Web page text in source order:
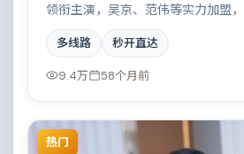
领衔主演，吴京、范伟等实力加盟
喜剧作品。故事主要发生在丹麦，
交织成一曲悲歌。影片在视听语言与
破，适合喜欢深度叙事的观众。
多线路 秒开直达
9.4万 58个月前
热门